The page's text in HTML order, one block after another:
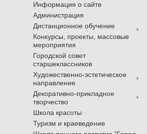
Информация о сайте
Администрация
Дистанционное обучение
Конкурсы, проекты, массовые
мероприятия
Городской совет
старшеклассников
Художественно-эстетическое
направление
Декоративно-прикладное
творчество
Школа красоты
Туризм и краеведение